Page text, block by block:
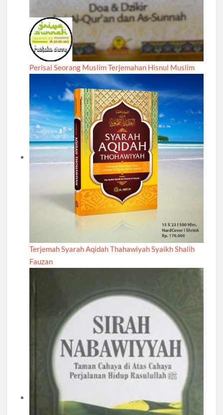
Perisai Seorang Muslim Terjemahan Hisnul Muslim
Terjemah Syarah Aqidah Thahawiyah Syaikh Shalih
Fauzan